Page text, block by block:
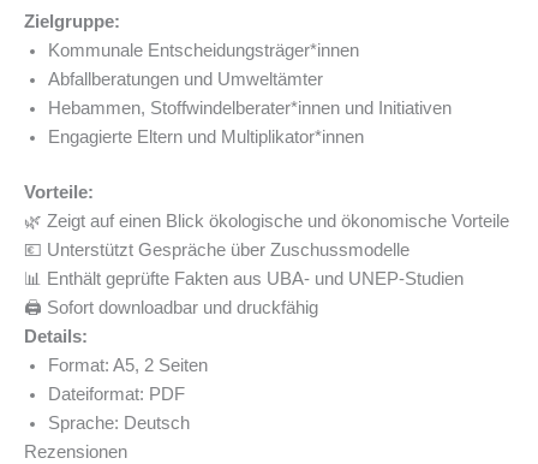
Zielgruppe:
Kommunale Entscheidungsträger*innen
Abfallberatungen und Umweltämter
Hebammen, Stoffwindelberater*innen und Initiativen
Engagierte Eltern und Multiplikator*innen
Vorteile:
🌿 Zeigt auf einen Blick ökologische und ökonomische Vorteile
💶 Unterstützt Gespräche über Zuschussmodelle
📊 Enthält geprüfte Fakten aus UBA- und UNEP-Studien
🖨️ Sofort downloadbar und druckfähig
Details:
Format: A5, 2 Seiten
Dateiformat: PDF
Sprache: Deutsch
Rezensionen